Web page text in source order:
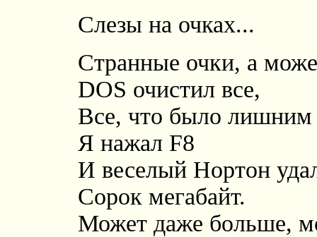
Слезы на очках...
Странные очки, а
DOS очистил все,
Все, что было лишним
Я нажал F8
И веселый Нортон
Сорок мегабайт.
Может даже больше,